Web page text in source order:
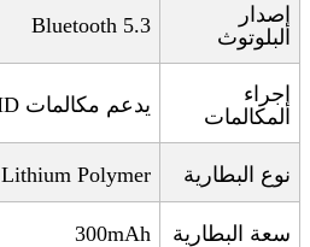
إصدار
البلوتوث
Bluetooth 5.3
إجراء
المكالمات
يدعم مكالمات Bluetooth HD
نوع البطارية Lithium Polymer
سعة البطارية 300mAh